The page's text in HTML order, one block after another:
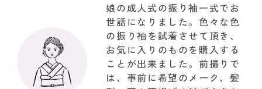
娘の成人式の振り袖一式でお
世話になりました。色々な色
の振り袖を試着させて頂き、
お気に入りのものを購入する
ことが出来ました。前撮りで
は、事前に希望のメーク、髪